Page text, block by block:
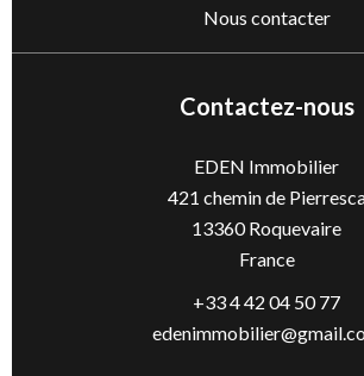
Nous contacter
Contactez-nous
EDEN Immobilier
421 chemin de
13360Roquevaire
France
+33 4 42 04 50 77